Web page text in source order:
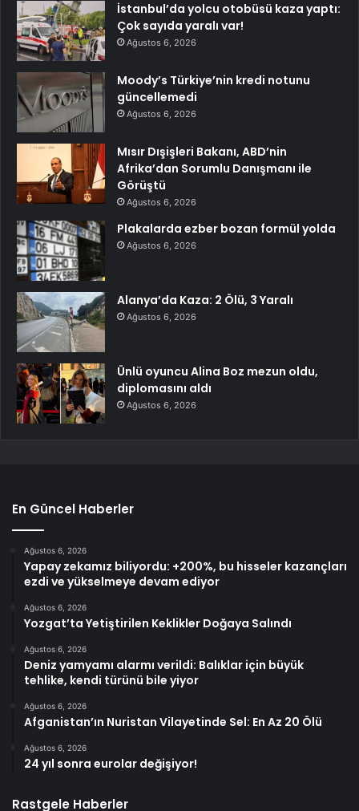
İstanbul’da yolcu otobüsü kaza yaptı:
Çok sayıda yaralı var!
Ağustos 6, 2026
Moody’s Türkiye’nin kredi notunu
güncellemedi
Ağustos 6, 2026
Mısır Dışişleri Bakanı, ABD’nin
Afrika’dan Sorumlu Danışmanı ile
Görüştü
Ağustos 6, 2026
Plakalarda ezber bozan formül yolda
Ağustos 6, 2026
Alanya’da Kaza: 2 Ölü, 3 Yaralı
Ağustos 6, 2026
Ünlü oyuncu Alina Boz mezun oldu,
diplomasını aldı
Ağustos 6, 2026
En Güncel Haberler
Ağustos 6, 2026
Yapay zekamız biliyordu: +200%, bu hisseler kazançları
ezdi ve yükselmeye devam ediyor
Ağustos 6, 2026
Yozgat’ta Yetiştirilen Keklikler Doğaya Salındı
Ağustos 6, 2026
Deniz yamyamı alarmı verildi: Balıklar için büyük
tehlike, kendi türünü bile yiyor
Ağustos 6, 2026
Afganistan’ın Nuristan Vilayetinde Sel: En Az 20 Ölü
Ağustos 6, 2026
24 yıl sonra eurolar değişiyor!
Rastgele Haberler